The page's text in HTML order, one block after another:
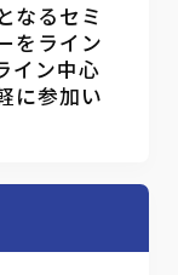
なるセミ
をライン
イン中心
に参加い